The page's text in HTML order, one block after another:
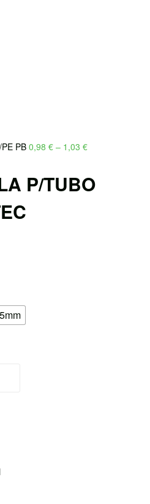
PB 0,98 € – 1,03 €Price
0,98 €
through
P/TUBO